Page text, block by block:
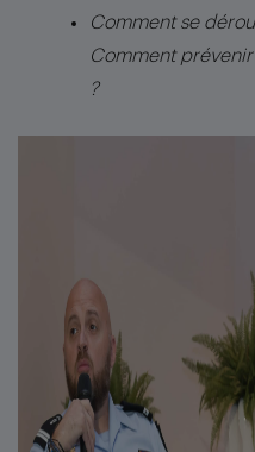
Comment se
Comment
?